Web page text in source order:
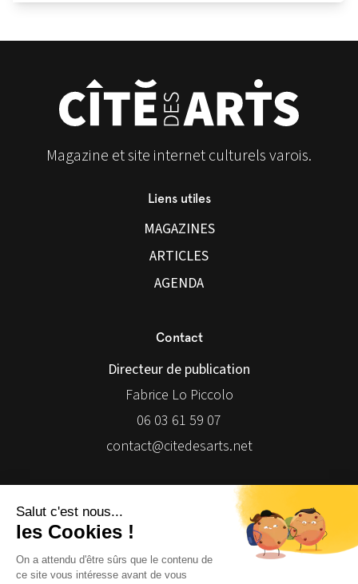
Magazine et site internet culturels varois.
Liens utiles
MAGAZINES
ARTICLES
AGENDA
Contact
Directeur de publication
Fabrice Lo Piccolo
06 03 61 59 07
contact@citedesarts.net